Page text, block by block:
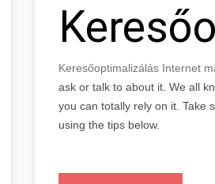
Keresőoptimalizálás Internet
ask or talk to about it. We all
you can totally rely on it. Take
using the tips below.